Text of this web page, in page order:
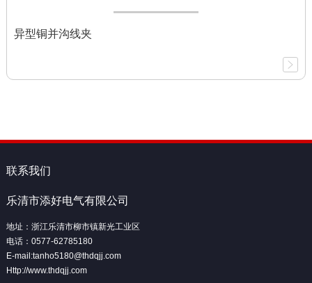
异型铜并沟线夹
联系我们
乐清市添好电气有限公司
地址：浙江乐清市柳市镇新光工业区
电话：0577-62785180
E-mail:tanho5180@thdqjj.com
Http://www.thdqjj.com